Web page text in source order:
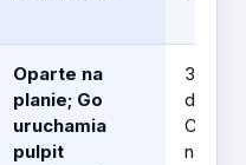
Oparte na
planie; Go
uruchamia
pulpit
30 dni
Core;
na